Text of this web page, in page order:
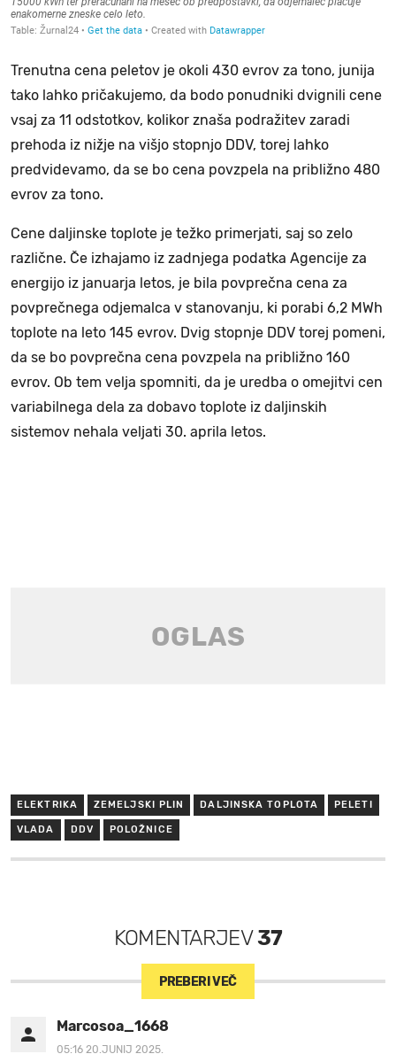
Trenutna cena peletov je okoli 430 evrov za tono, junija
tako lahko pričakujemo, da bodo ponudniki dvignili cene
vsaj za 11 odstotkov, kolikor znaša podražitev zaradi
prehoda iz nižje na višjo stopnjo DDV, torej lahko
predvidevamo, da se bo cena povzpela na približno 480
evrov za tono.
Cene daljinske toplote je težko primerjati, saj so zelo
različne. Če izhajamo iz zadnjega podatka Agencije za
energijo iz januarja letos, je bila povprečna cena za
povprečnega odjemalca v stanovanju, ki porabi 6,2 MWh
toplote na leto 145 evrov. Dvig stopnje DDV torej pomeni,
da se bo povprečna cena povzpela na približno 160
evrov. Ob tem velja spomniti, da je uredba o omejitvi cen
variabilnega dela za dobavo toplote iz daljinskih
sistemov nehala veljati 30. aprila letos.
ELEKTRIKA ZEMELJSKI PLIN DALJINSKA TOPLOTA PELETI
VLADA DDV POLOŽNICE
KOMENTARJEV37
PREBERI VEČ
Marcosoa_1668
05:16 20.JUNIJ 2025.